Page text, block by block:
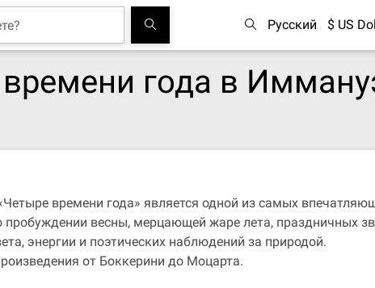
Русский $ US
года в
времени года» является одной из самых
пробуждении весны, мерцающей жаре лета, праздничных
энергии и поэтических наблюдений за природой.
от Боккерини до Моцарта.